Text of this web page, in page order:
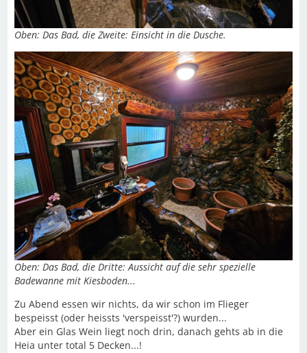
Oben: Das Bad, die Zweite: Einsicht in die Dusche.
Oben: Das Bad, die Dritte: Aussicht auf die sehr spezielle
Badewanne mit Kiesboden...
Zu Abend essen wir nichts, da wir schon im Flieger
bespeisst (oder heissts 'verspeisst'?) wurden...
Aber ein Glas Wein liegt noch drin, danach gehts ab in die
Heia unter total 5 Decken...!